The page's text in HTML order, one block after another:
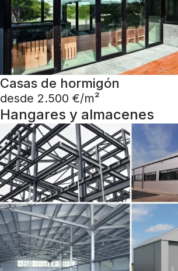
Casas de hormigón
desde 2.500 €/m²
Hangares y almacenes